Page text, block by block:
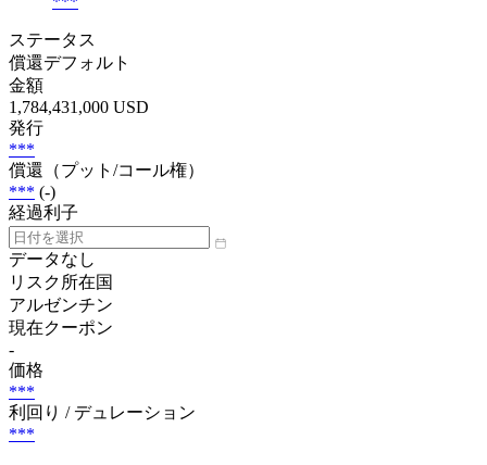
ステータス
償還デフォルト
金額
1,784,431,000 USD
発行
***
償還（プット/コール権）
*** (-)
経過利子
データなし
リスク所在国
アルゼンチン
現在クーポン
-
価格
***
利回り / デュレーション
***